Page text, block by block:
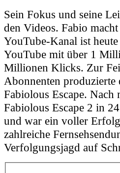
Sein Fokus und seine
den Videos. Fabio
YouTube-Kanal ist
YouTube mit über 1
Millionen Klicks. Zur
Abonnenten
Fabiolous Escape.
Fabiolous Escape 2 in
und war ein voller
zahlreiche
Verfolgungsjagd auf